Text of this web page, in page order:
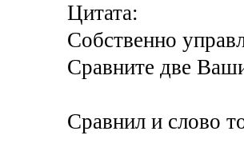
Цитата:
Собственно
Сравните две
Сравнил и слово